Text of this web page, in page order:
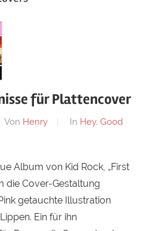
für Plattencover
Von Henry In Hey, Good
Album von Kid Rock, „First
die Cover-Gestaltung
getauchte Illustration
Ein für ihn